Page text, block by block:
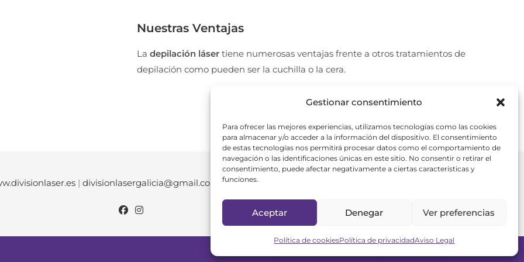
Gestionar consentimiento
Para ofrecer las mejores experiencias, utilizamos tecnologías como las cookies
para almacenar y/o acceder a la información del dispositivo. El consentimiento
de estas tecnologías nos permitirá procesar datos como el comportamiento de
navegación o las identificaciones únicas en este sitio. No consentir o retirar el
consentimiento, puede afectar negativamente a ciertas características y
funciones.
Aceptar Denegar Ver preferencias
Política de cookiesPolítica de privacidadAviso Legal
Nuestras Ventajas
La depilación láser tiene numerosas ventajas frente a otros tratamientos de
depilación como pueden ser la cuchilla o la cera.
| divisionlasergalicia@gmail.com |674048369